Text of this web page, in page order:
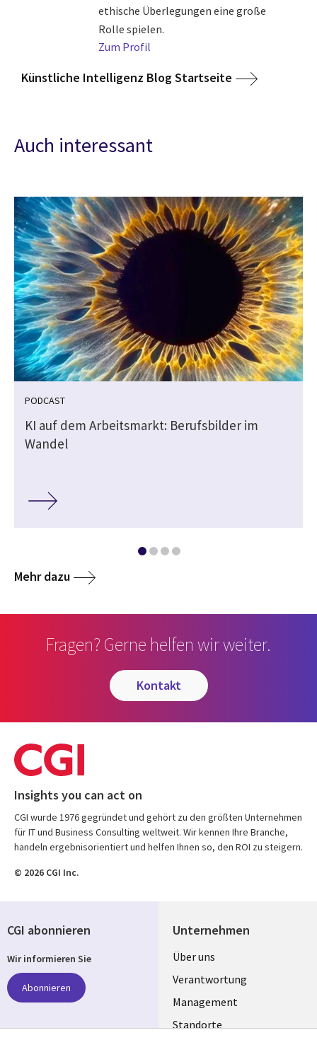
ethische Überlegungen eine große
Rolle spielen.
Zum Profil
Künstliche Intelligenz Blog Startseite
Auch interessant
PODCAST
KI auf dem Arbeitsmarkt: Berufsbilder im
Wandel
Mehr dazu
Fragen? Gerne helfen wir weiter.
kontakt
Insights you can act on
CGI wurde 1976 gegründet und gehört zu den größten Unternehmen
für IT und Business Consulting weltweit. Wir kennen Ihre Branche,
handeln ergebnisorientiert und helfen Ihnen so, den ROI zu steigern.
© 2026 CGI Inc.
Unternehmen
Useful
links
GERMANY
Über uns
Verantwortung
Management
Standorte
CGI abonnieren
Wir informieren Sie
Abonnieren